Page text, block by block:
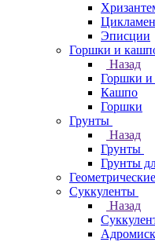
Эписции
Горшки и
Назад
Горшки
Кашпо
Горшки
Грунты
Назад
Грунты
Грунты
Суккуленты
Назад